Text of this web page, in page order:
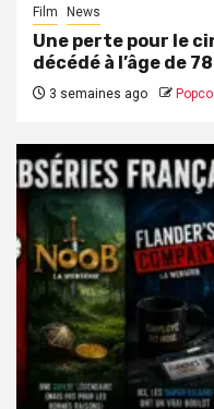
Film News
Une perte pour le
décédé à l’âge de
3 semaines ago